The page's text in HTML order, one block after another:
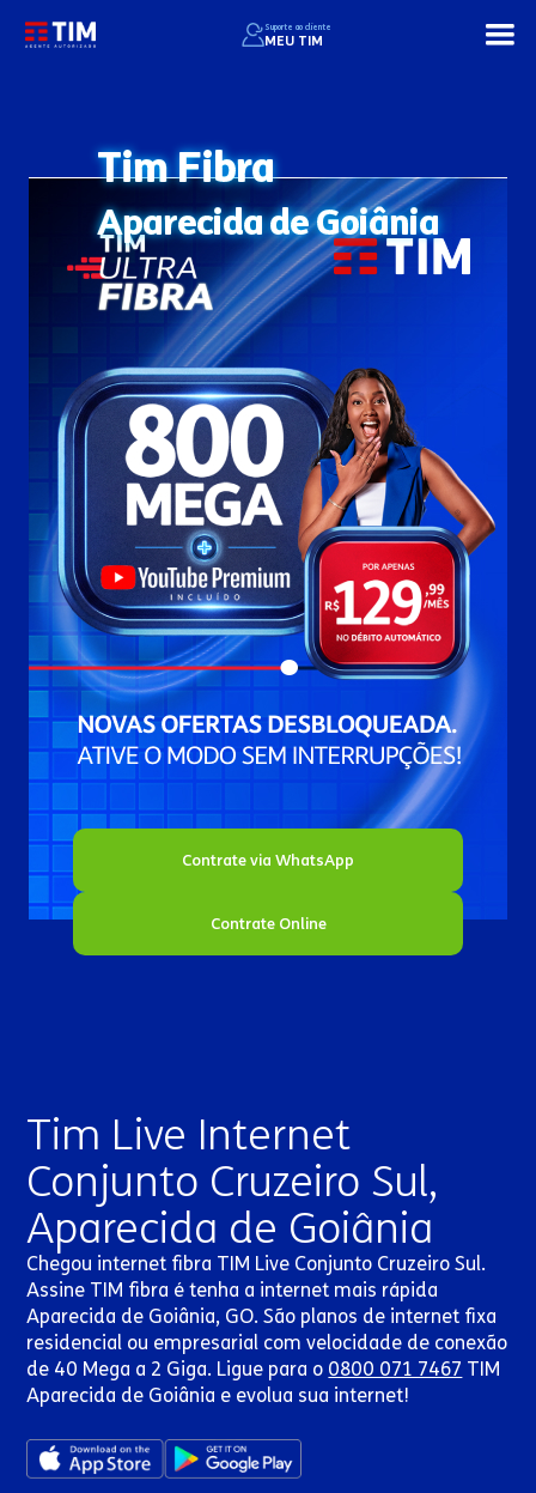
Suporte ao cliente
MEU TIM
Tim Fibra
Aparecida de Goiânia
Contrate via WhatsApp
Contrate Online
Tim Live Internet
Conjunto Cruzeiro Sul,
Aparecida de Goiânia
Chegou internet fibra TIM Live Conjunto Cruzeiro Sul.
Assine TIM fibra é tenha a internet mais rápida
Aparecida de Goiânia, GO. São planos de internet fixa
residencial ou empresarial com velocidade de conexão
de 40 Mega a 2 Giga. Ligue para o 0800 071 7467 TIM
Aparecida de Goiânia e evolua sua internet!